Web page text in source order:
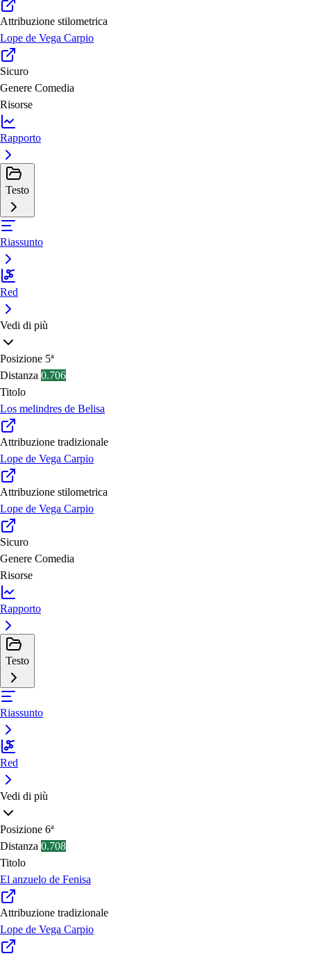
Attribuzione stilometrica
Lope de Vega Carpio
Sicuro
Genere Comedia
Risorse
Rapporto
Testo
Riassunto
Red
Vedi di più
Posizione 5ª
Distanza 0.706
Titolo
Los melindres de Belisa
Attribuzione tradizionale
Lope de Vega Carpio
Attribuzione stilometrica
Lope de Vega Carpio
Sicuro
Genere Comedia
Risorse
Rapporto
Testo
Riassunto
Red
Vedi di più
Posizione 6ª
Distanza 0.708
Titolo
El anzuelo de Fenisa
Attribuzione tradizionale
Lope de Vega Carpio